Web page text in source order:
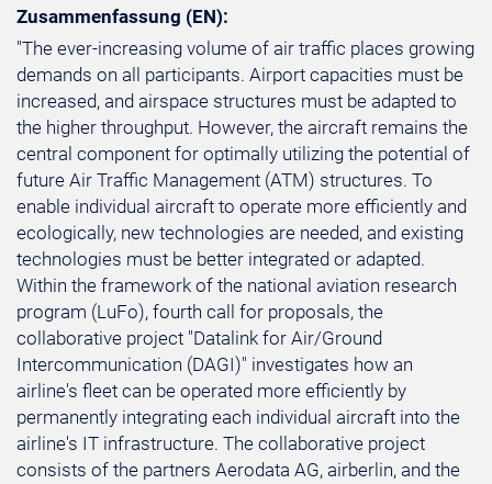
Zusammenfassung (EN):
"The ever-increasing volume of air traffic places growing
demands on all participants. Airport capacities must be
increased, and airspace structures must be adapted to
the higher throughput. However, the aircraft remains the
central component for optimally utilizing the potential of
future Air Traffic Management (ATM) structures. To
enable individual aircraft to operate more efficiently and
ecologically, new technologies are needed, and existing
technologies must be better integrated or adapted.
Within the framework of the national aviation research
program (LuFo), fourth call for proposals, the
collaborative project "Datalink for Air/Ground
Intercommunication (DAGI)" investigates how an
airline's fleet can be operated more efficiently by
permanently integrating each individual aircraft into the
airline's IT infrastructure. The collaborative project
consists of the partners Aerodata AG, airberlin, and the